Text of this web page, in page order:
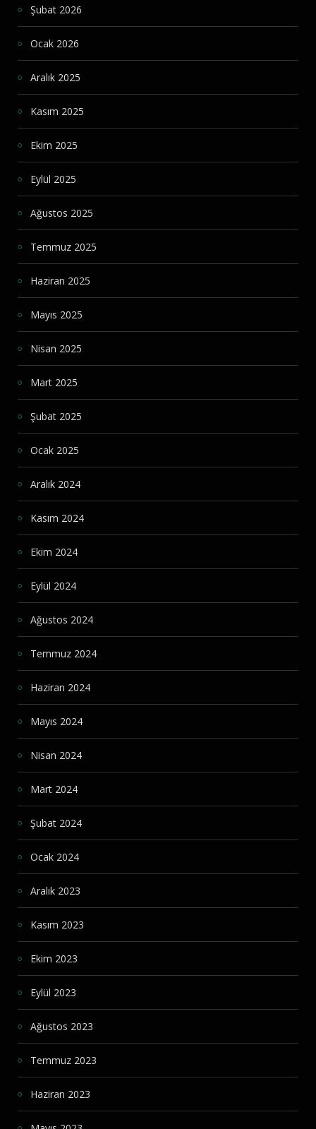
Şubat 2026
Ocak 2026
Aralık 2025
Kasım 2025
Ekim 2025
Eylül 2025
Ağustos 2025
Temmuz 2025
Haziran 2025
Mayıs 2025
Nisan 2025
Mart 2025
Şubat 2025
Ocak 2025
Aralık 2024
Kasım 2024
Ekim 2024
Eylül 2024
Ağustos 2024
Temmuz 2024
Haziran 2024
Mayıs 2024
Nisan 2024
Mart 2024
Şubat 2024
Ocak 2024
Aralık 2023
Kasım 2023
Ekim 2023
Eylül 2023
Ağustos 2023
Temmuz 2023
Haziran 2023